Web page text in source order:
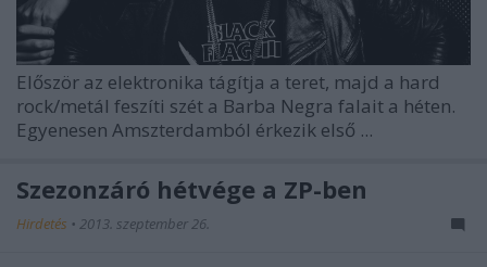
Először az elektronika tágítja a teret, majd a hard
rock/metál feszíti szét a Barba Negra falait a héten.
Egyenesen Amszterdamból érkezik első ...
Szezonzáró hétvége a ZP-ben
Hirdetés • 2013. szeptember 26.